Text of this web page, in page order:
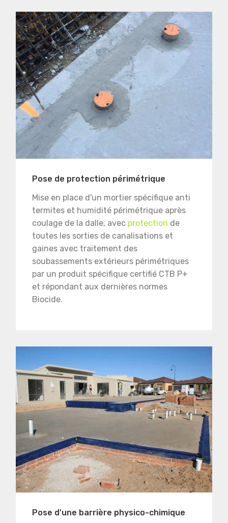
Pose de protection périmétrique
Mise en place d'un mortier spécifique anti
termites et humidité périmétrique après
coulage de la dalle, avec protection de
toutes les sorties de canalisations et
gaines avec traitement des
soubassements extérieurs périmétriques
par un produit spécifique certifié CTB P+
et répondant aux dernières normes
Biocide.
Pose d'une barrière physico-chimique